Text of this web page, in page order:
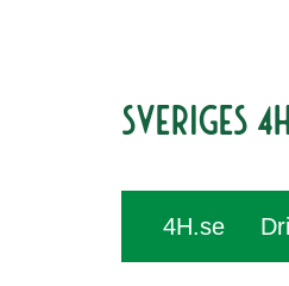
Sveriges
4H.se